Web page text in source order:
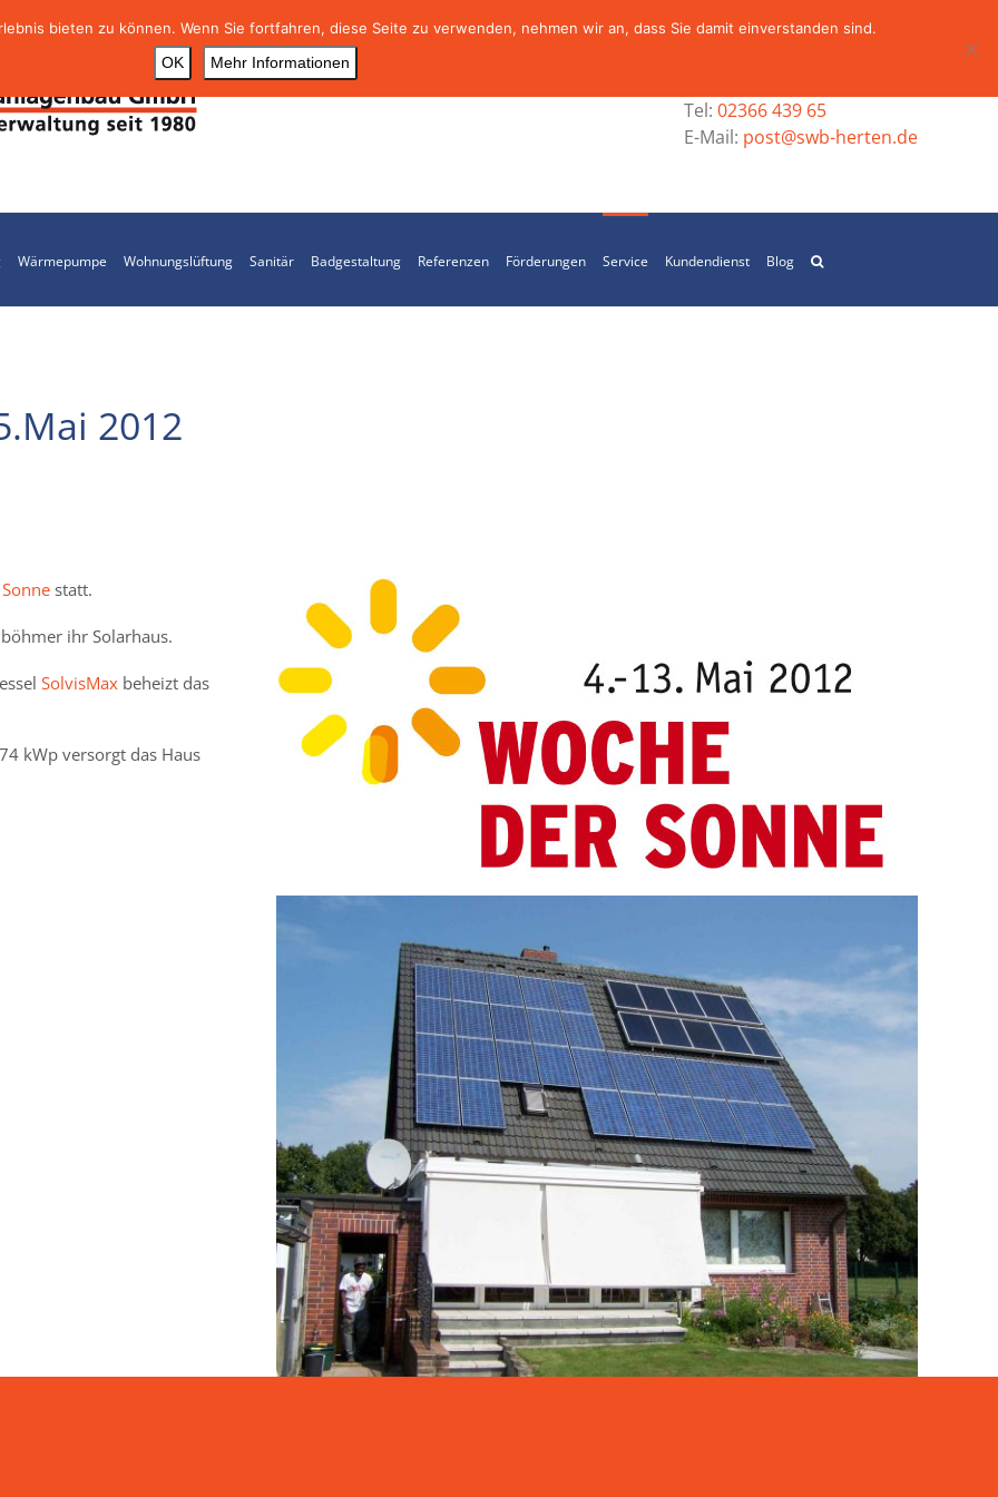
Tel: 02366 439 65
E-Mail: post@swb-herten.de
Wärmepumpe Wohnungslüftung Sanitär Badgestaltung Referenzen Förderungen Service Kundendienst Blog
2012
statt.
ihr Solarhaus.
SolvisMax beheizt das
kWp versorgt das Haus
bieten zu können. Wenn Sie fortfahren, diese Seite zu verwenden, nehmen wir an, dass Sie damit einverstanden sind.
OK
Mehr Informationen